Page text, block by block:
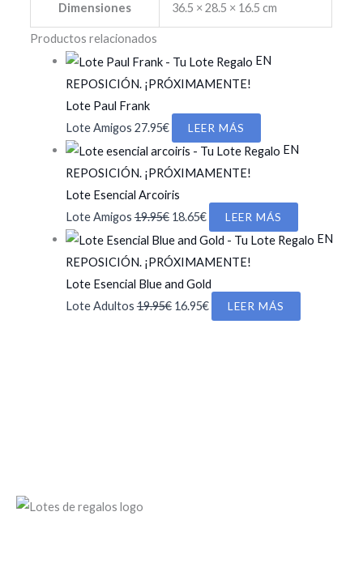
Dimensiones 36.5 × 28.5 × 16.5 cm
Productos relacionados
EN
REPOSICIÓN. ¡PRÓXIMAMENTE!
Lote Paul Frank
Lote Amigos 27.95€ LEER MÁS
EN
REPOSICIÓN. ¡PRÓXIMAMENTE!
Lote Esencial Arcoiris
Lote Amigos19.95€ El
precio
original
era:
19.95€.
18.65€El
precio
actual
es:
18.65€.
LEER MÁS
EN
REPOSICIÓN. ¡PRÓXIMAMENTE!
Lote Esencial Blue and Gold
Lote Adultos19.95€ El
16.95€El
LEER MÁS